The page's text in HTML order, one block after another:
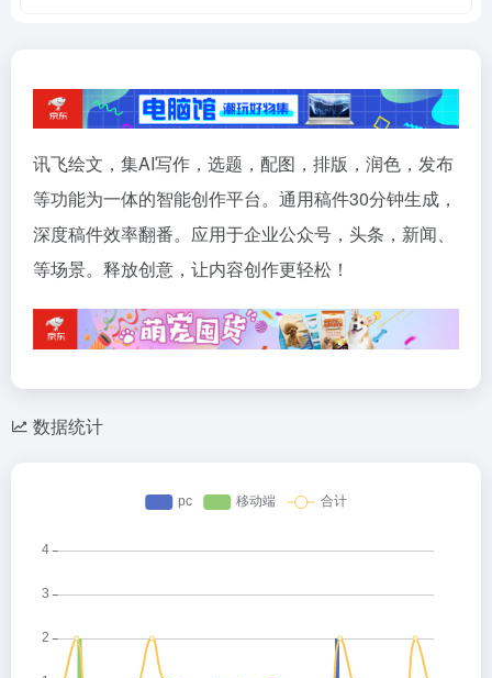
讯飞绘文，集AI写作，选题，配图，排版，润色，发布
等功能为一体的智能创作平台。通用稿件30分钟生成，
深度稿件效率翻番。应用于企业公众号，头条，新闻、
等场景。释放创意，让内容创作更轻松！
数据统计